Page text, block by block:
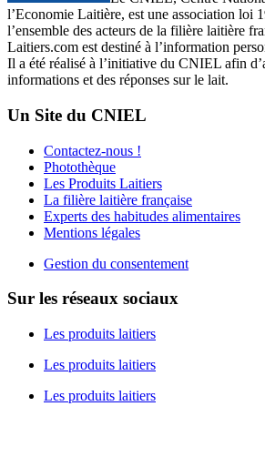
l’Economie Laitière, est une association loi
l’ensemble des acteurs de la filière laitière
Laitiers.com est destiné à l’information
Il a été réalisé à l’initiative du CNIEL afin
informations et des réponses sur le lait.
Un Site du CNIEL
Contactez-nous !
Photothèque
Les Produits Laitiers
La filière laitière française
Experts des habitudes alimentaires
Mentions légales
Gestion du consentement
Sur les réseaux sociaux
Les produits laitiers
Les produits laitiers
Les produits laitiers